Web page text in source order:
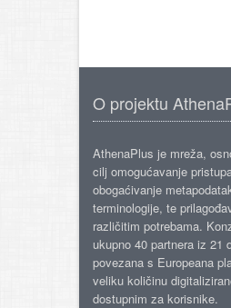
O projektu
AthenaPlus je mreža,
cilj omogućavanje
obogaćivanje
terminologije, te
različitim potrebama.
ukupno 40 partnera iz
povezana s Europeana
veliku količinu
dostupnim za korisnike.